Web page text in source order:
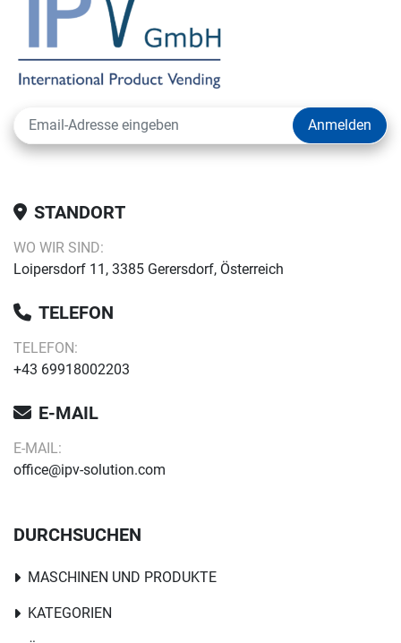
Anmelden
STANDORT
WO WIR SIND:
Loipersdorf 11, 3385 Gerersdorf, Österreich
TELEFON
TELEFON:
+43 69918002203
E-MAIL
E-MAIL:
office@ipv-solution.com
DURCHSUCHEN
MASCHINEN UND PRODUKTE
KATEGORIEN